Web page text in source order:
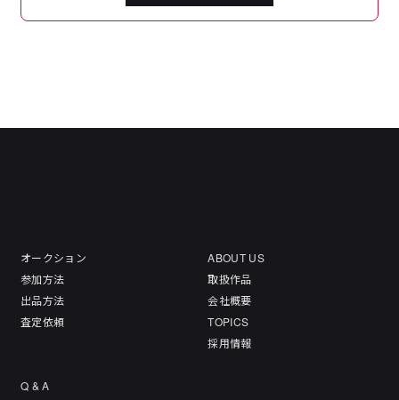
オークション
参加方法
出品方法
査定依頼
ABOUT US
取扱作品
会社概要
TOPICS
採用情報
Q & A